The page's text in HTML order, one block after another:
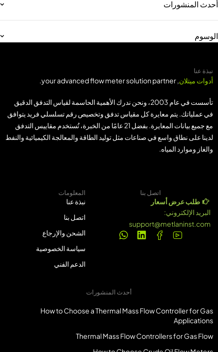
المنشورات
نبذة عنا
أدوات ميتلان, your advanced flow meter solution partner.
تأسست في عام 2003، ونحن ندرك الأهمية الحاسمة لقياس التدفق الدقيق
في عملياتك. يتم معايرة كل مقياس تدفق وتخصيص رقم تسلسلي فريد يتوافق
مع جميع بيانات المعايرة. بفضل 21 عامًا من الخبرة، تُستخدم مقاييس التدفق
لدينا على نطاق واسع في صناعات مثل توليد الطاقة والمعالجة الكيميائية والنفط
والغاز وموارد المياه.
اتصل بنا
طلب عرض أسعار
البريد الإلكتروني:
support@metlaninst.com
المعلومات
نبذة عنا
اتصل بنا
الشحن والإرجاع
سياسة الخصوصية
الدعم الفني
أحدث المنشورات
How to Choose a Thermal Mass Flow Controller for Gas
Applications
Thermal Mass Flow Controllers for Gas Flow